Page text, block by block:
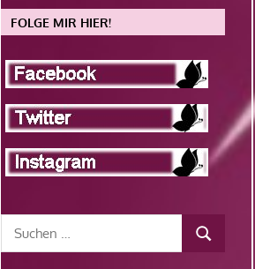
FOLGE MIR HIER!